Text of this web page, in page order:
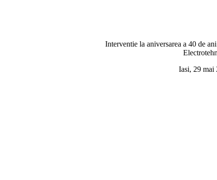
Interventie la aniversarea a 40 de
Iasi, 29 mai